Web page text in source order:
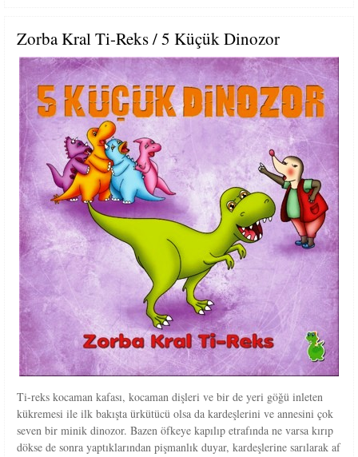
Zorba Kral Ti-Reks / 5 Küçük Dinozor
Ti-reks kocaman kafası, kocaman dişleri ve bir de yeri göğü inleten
kükremesi ile ilk bakışta ürkütücü olsa da kardeşlerini ve annesini çok
seven bir minik dinozor. Bazen öfkeye kapılıp etrafında ne varsa kırıp
dökse de sonra yaptıklarından pişmanlık duyar, kardeşlerine sarılarak af